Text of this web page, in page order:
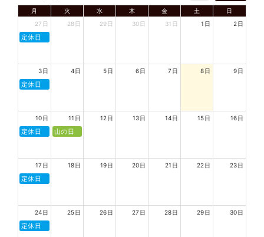
月 火 水 木 金 土
日
27日
定休日
28日 29日 30日 31日 1日 2日
3日
定休日
4日 5日 6日 7日 8日 9日
10日
定休日
11日
山の日
12日 13日 14日 15日 16日
17日
定休日
18日 19日 20日 21日 22日 23日
24日
定休日
25日 26日 27日 28日 29日 30日